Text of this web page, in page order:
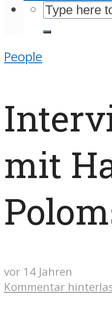
People
mit
vor 14 Jahren
Kommentar